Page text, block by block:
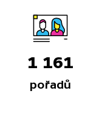
1 161
pořadů